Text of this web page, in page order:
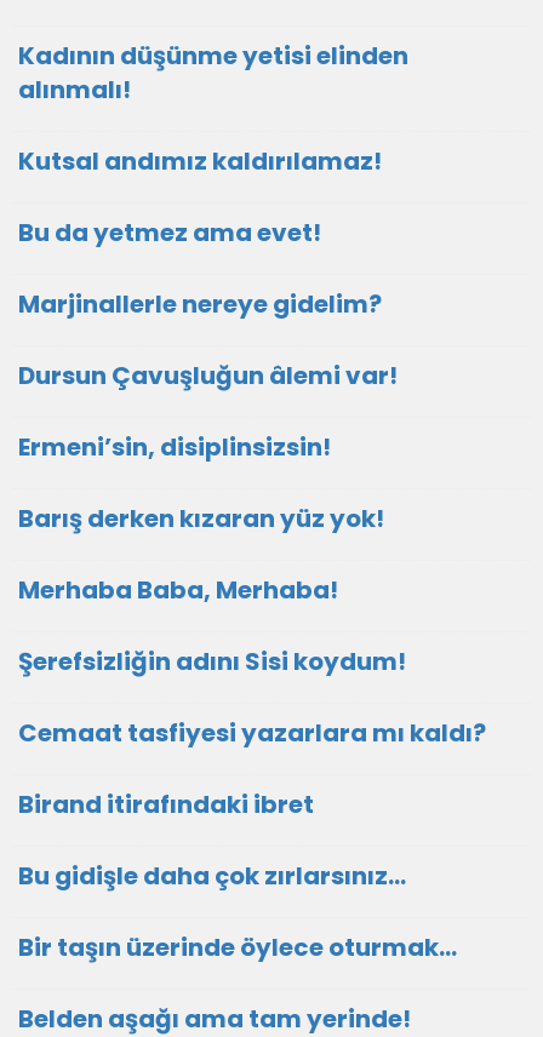
Kadının düşünme yetisi elinden
alınmalı!
Kutsal andımız kaldırılamaz!
Bu da yetmez ama evet!
Marjinallerle nereye gidelim?
Dursun Çavuşluğun âlemi var!
Ermeni’sin, disiplinsizsin!
Barış derken kızaran yüz yok!
Merhaba Baba, Merhaba!
Şerefsizliğin adını Sisi koydum!
Cemaat tasfiyesi yazarlara mı kaldı?
Birand itirafındaki ibret
Bu gidişle daha çok zırlarsınız…
Bir taşın üzerinde öylece oturmak…
Belden aşağı ama tam yerinde!